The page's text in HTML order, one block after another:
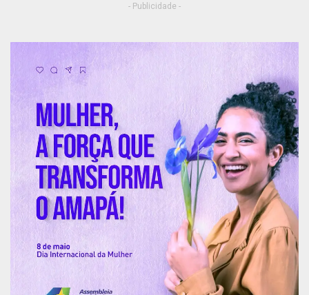
- Publicidade -